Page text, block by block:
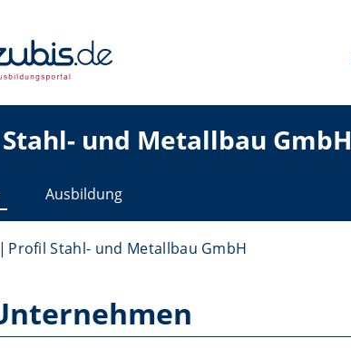
und Metallbau GmbH
Ausbildung
Profil Stahl- und Metallbau GmbH